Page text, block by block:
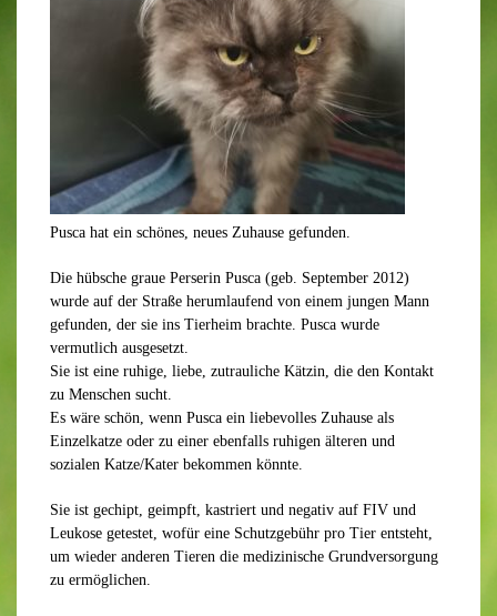
Pusca hat ein schönes, neues Zuhause gefunden.
Die hübsche graue Perserin Pusca (geb. September 2012)
wurde auf der Straße herumlaufend von einem jungen Mann
gefunden, der sie ins Tierheim brachte. Pusca wurde
vermutlich ausgesetzt.
Sie ist eine ruhige, liebe, zutrauliche Kätzin, die den Kontakt
zu Menschen sucht.
Es wäre schön, wenn Pusca ein liebevolles Zuhause als
Einzelkatze oder zu einer ebenfalls ruhigen älteren und
sozialen Katze/Kater bekommen könnte.
Sie ist gechipt, geimpft, kastriert und negativ auf FIV und
Leukose getestet, wofür eine Schutzgebühr pro Tier entsteht,
um wieder anderen Tieren die medizinische Grundversorgung
zu ermöglichen.